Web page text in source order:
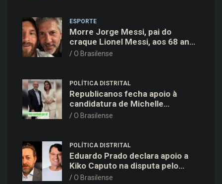
ESPORTE
Morre Jorge Messi, pai do
craque Lionel Messi, aos 68 anos
na Argentina
O Brasilense
POLÍTICA DISTRITAL
Republicanos fecha apoio à
candidatura de Michelle
Bolsonaro ao Senado no DF
O Brasilense
POLÍTICA DISTRITAL
Eduardo Prado declara apoio a
Kiko Caputo na disputa pelo
Governo do Distrito Federal
O Brasilense